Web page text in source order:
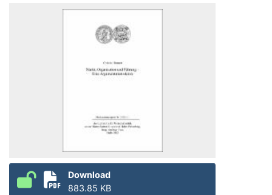
Download
883.85 KB